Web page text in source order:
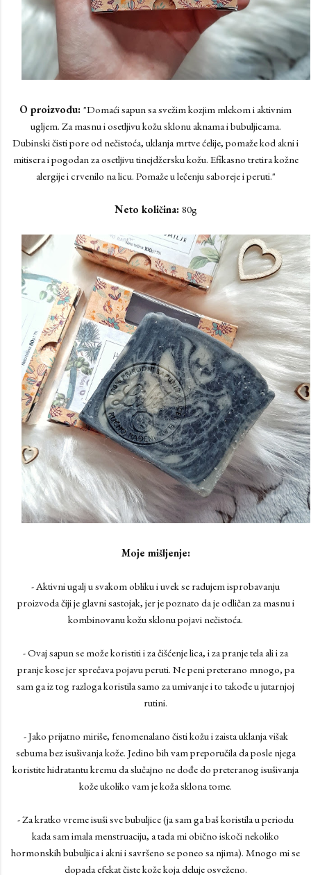
O proizvodu: "Domaći sapun sa svežim kozjim mlekom i aktivnim
ugljem. Za masnu i osetljivu kožu sklonu aknama i bubuljicama.
Dubinski čisti pore od nečistoća, uklanja mrtve ćelije, pomaže kod akni i
mitisera i pogodan za osetljivu tinejdžersku kožu. Efikasno tretira kožne
alergije i crvenilo na licu. Pomaže u lečenju saboreje i peruti."
Neto količina: 80g
Moje mišljenje:
- Aktivni ugalj u svakom obliku i uvek se radujem isprobavanju
proizvoda čiji je glavni sastojak, jer je poznato da je odličan za masnu i
kombinovanu kožu sklonu pojavi nečistoća.
- Ovaj sapun se može koristiti i za čišćenje lica, i za pranje tela ali i za
pranje kose jer sprečava pojavu peruti. Ne peni preterano mnogo, pa
sam ga iz tog razloga koristila samo za umivanje i to takođe u jutarnjoj
rutini.
- Jako prijatno miriše, fenomenalano čisti kožu i zaista uklanja višak
sebuma bez isušivanja kože. Jedino bih vam preporučila da posle njega
koristite hidratantu kremu da slučajno ne dođe do preteranog isušivanja
kože ukoliko vam je koža sklona tome.
- Za kratko vreme isuši sve bubuljice (ja sam ga baš koristila u periodu
kada sam imala menstruaciju, a tada mi obično iskoči nekoliko
hormonskih bubuljica i akni i savršeno se poneo sa njima). Mnogo mi se
dopada efekat čiste kože koja deluje osveženo.